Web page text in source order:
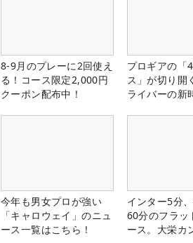
8-9月のプレーに2回使え
る！コース限定2,000円
クーポン配布中！
プロギアの「
ス」が切り開
ライバーの新
今年も男女プロが強い
「キャロウェイ」のニュ
ース一覧はこちら！
インター5分
60分のフラッ
ース。大栄カ